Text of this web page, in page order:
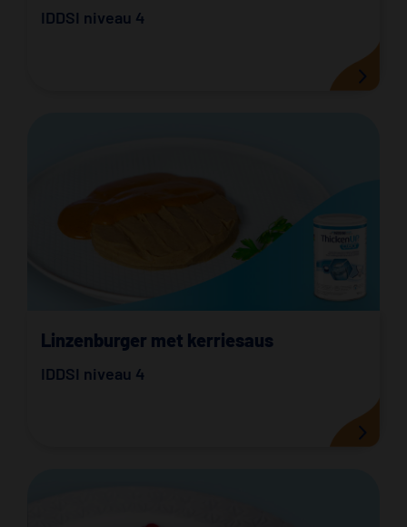
IDDSI niveau 4
Linzenburger met kerriesaus
IDDSI niveau 4